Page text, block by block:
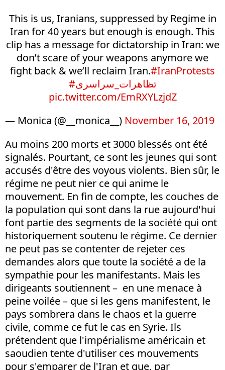
This is us, Iranians, suppressed by Regime in
Iran for 40 years but enough is enough. This
clip has a message for dictatorship in Iran: we
don’t scare of your weapons anymore we
fight back & we’ll reclaim Iran.#IranProtests
#تظاهرات_سراسرى
pic.twitter.com/EmRXYLzjdZ
— Monica (@__monica__) November 16, 2019
Au moins 200 morts et 3000 blessés ont été
signalés. Pourtant, ce sont les jeunes qui sont
accusés d'être des voyous violents. Bien sûr, le
régime ne peut nier ce qui anime le
mouvement. En fin de compte, les couches de
la population qui sont dans la rue aujourd'hui
font partie des segments de la société qui ont
historiquement soutenu le régime. Ce dernier
ne peut pas se contenter de rejeter ces
demandes alors que toute la société a de la
sympathie pour les manifestants. Mais les
dirigeants soutiennent – en une menace à
peine voilée – que si les gens manifestent, le
pays sombrera dans le chaos et la guerre
civile, comme ce fut le cas en Syrie. Ils
prétendent que l'impérialisme américain et
saoudien tente d'utiliser ces mouvements
pour s'emparer de l'Iran et que, par